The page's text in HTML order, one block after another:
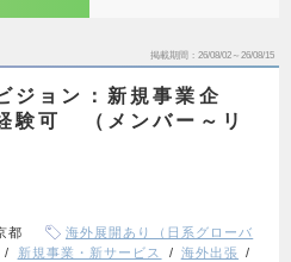
掲載期間 26/08/02～26/08/15
ジョン：新規事業企
験可 （メンバー～リ
都
海外展開あり（日系グローバ
新規事業・新サービス
海外出張